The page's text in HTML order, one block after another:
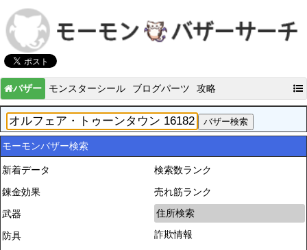
バザー モンスターシール ブログパーツ 攻略
モーモンバザー検索
新着データ
錬金効果
武器
防具
検索数ランク
売れ筋ランク
住所検索
詐欺情報